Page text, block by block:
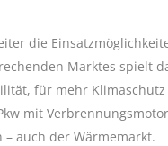
die
Marktes spielt
für mehr Klimaschutz
mit Verbrennungsmotor
auch der Wärmemarkt.